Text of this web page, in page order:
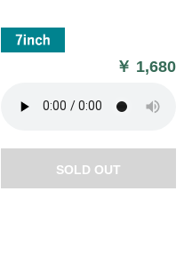
￥ 1,680
SOLD OUT